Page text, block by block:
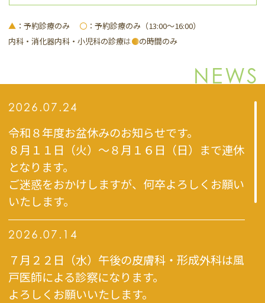
▲ ：予約診療のみ 〇 ：予約診療のみ（13:00～16:00）
内科・消化器内科・小児科の診療は●の時間のみ
NEWS
2026.07.24
令和８年度お盆休みのお知らせです。
８月１１日（火）～８月１６日（日）まで連休
となります。
ご迷惑をおかけしますが、何卒よろしくお願い
いたします。
2026.07.14
７月２２日（水）午後の皮膚科・形成外科は風
戸医師による診察になります。
よろしくお願いいたします。